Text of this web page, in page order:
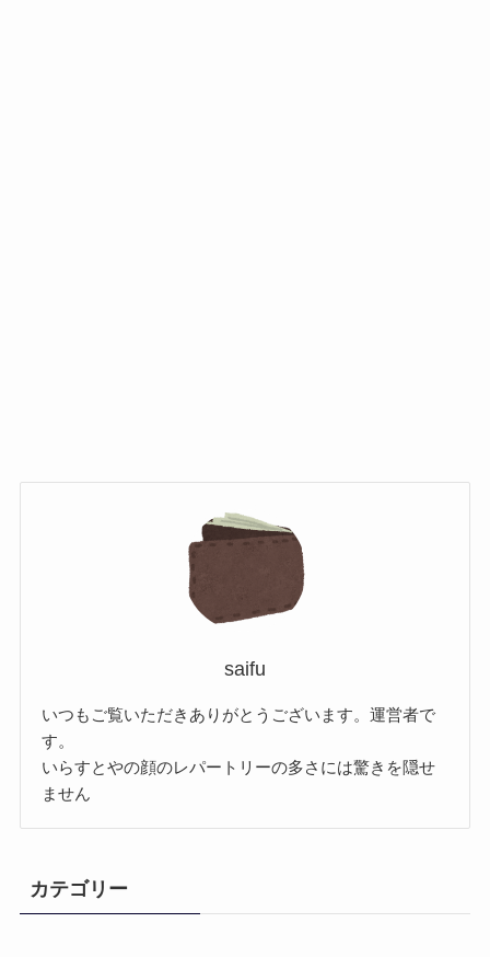
saifu
いつもご覧いただきありがとうございます。運営者で
す。
いらすとやの顔のレパートリーの多さには驚きを隠せ
ません
カテゴリー